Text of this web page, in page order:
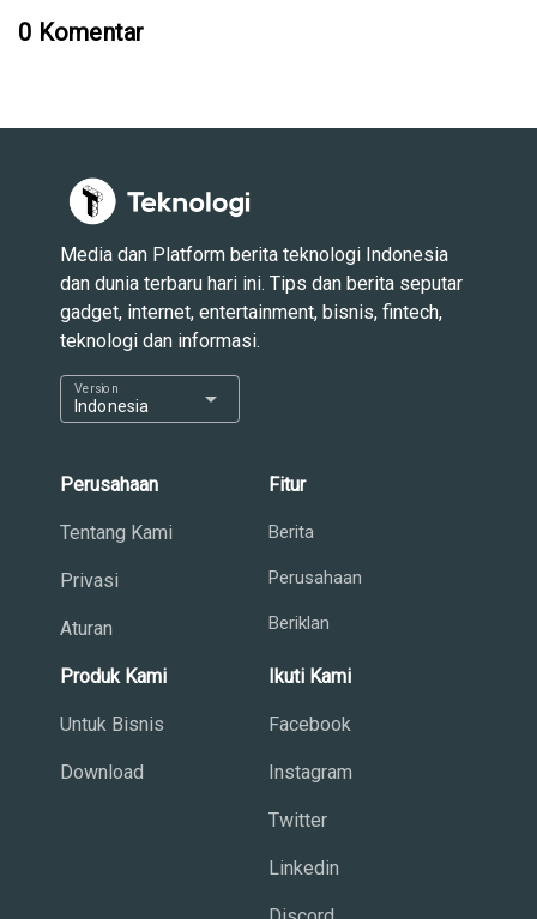
0 Komentar
Media dan Platform berita teknologi Indonesia
dan dunia terbaru hari ini. Tips dan berita seputar
gadget, internet, entertainment, bisnis, fintech,
teknologi dan informasi.
Indonesia
Version arrow_drop_down
Perusahaan
Tentang Kami
Privasi
Aturan
Fitur
Berita
Perusahaan
Beriklan
Produk Kami
Untuk Bisnis
Download
Ikuti Kami
Facebook
Instagram
Twitter
Linkedin